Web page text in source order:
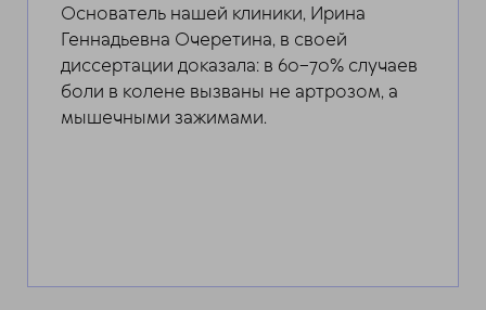
Основатель нашей клиники, Ирина
Геннадьевна Очеретина, в своей
диссертации доказала: в 60–70% случаев
боли в колене вызваны не артрозом, а
мышечными зажимами.
ChatApp
online
Мессенджеры